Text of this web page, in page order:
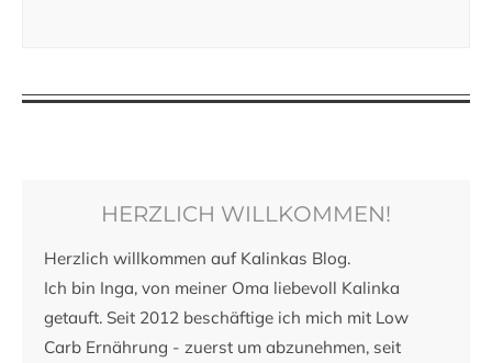
HERZLICH WILLKOMMEN!
Herzlich willkommen auf Kalinkas Blog.
Ich bin Inga, von meiner Oma liebevoll Kalinka
getauft. Seit 2012 beschäftige ich mich mit Low
Carb Ernährung - zuerst um abzunehmen, seit